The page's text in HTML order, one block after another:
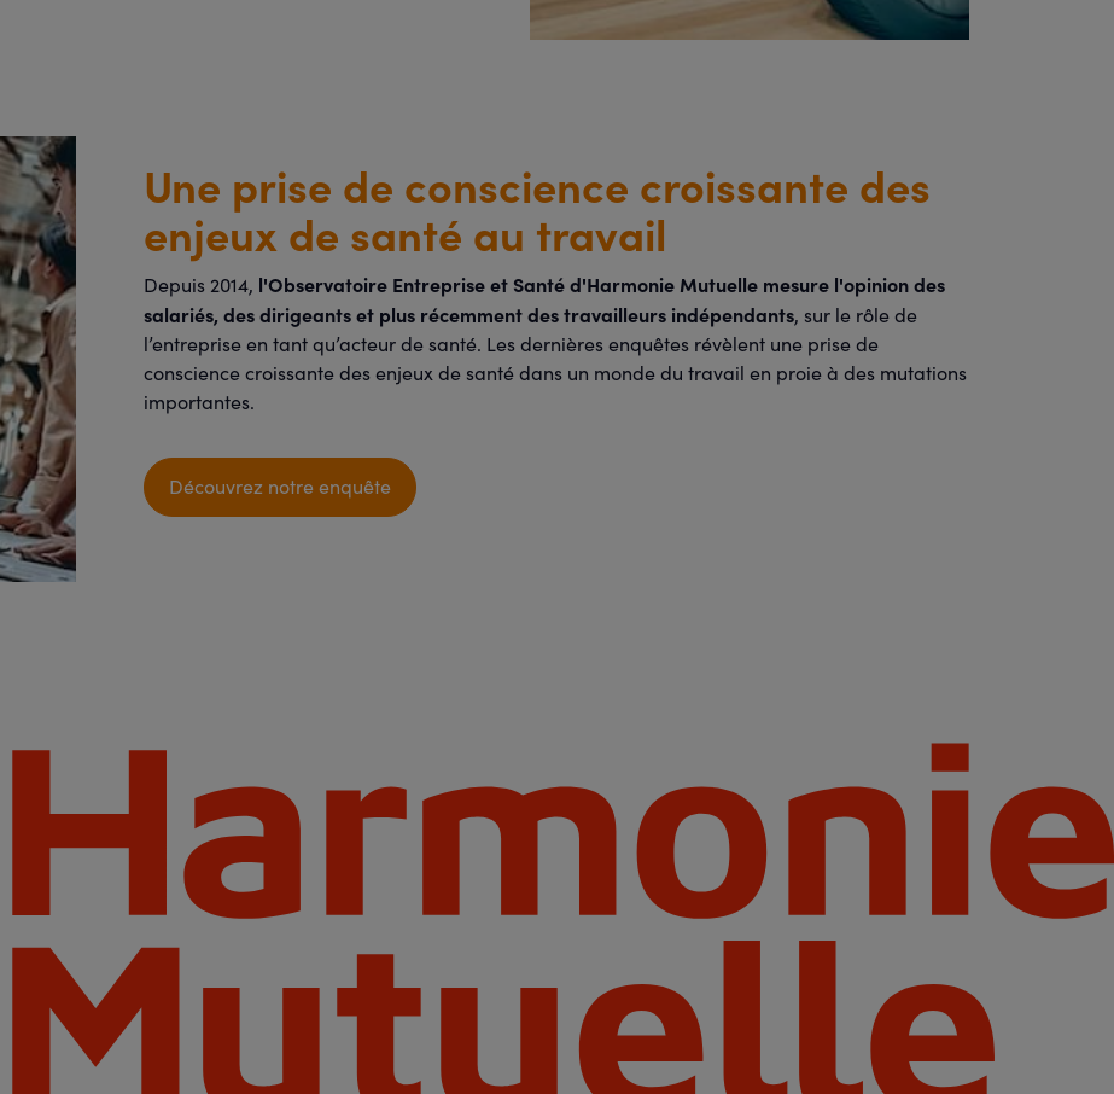
Une prise de conscience croissante des
enjeux de santé au travail
Depuis 2014, l'Observatoire Entreprise et Santé d'Harmonie Mutuelle mesure l'opinion des
salariés, des dirigeants et plus récemment des travailleurs indépendants, sur le rôle de
l’entreprise en tant qu’acteur de santé. Les dernières enquêtes révèlent une prise de
conscience croissante des enjeux de santé dans un monde du travail en proie à des mutations
importantes.
Découvrez notre enquête